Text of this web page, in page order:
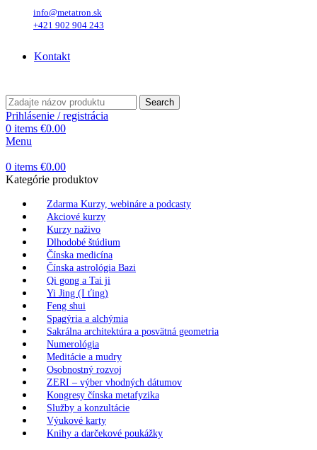
info@metatron.sk
+421 902 904 243
Kontakt
Search
Prihlásenie / registrácia
0 items €0.00
Menu
0 items €0.00
Kategórie produktov
Zdarma Kurzy, webináre a podcasty
Akciové kurzy
Kurzy naživo
Dlhodobé štúdium
Čínska medicína
Čínska astrológia Bazi
Qi gong a Tai ji
Yi Jing (I ťing)
Feng shui
Spagýria a alchýmia
Sakrálna architektúra a posvätná geometria
Numerológia
Meditácie a mudry
Osobnostný rozvoj
ZERI – výber vhodných dátumov
Kongresy čínska metafyzika
Služby a konzultácie
Výukové karty
Knihy a darčekové poukážky